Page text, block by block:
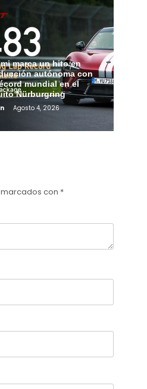
marca un hito en
autónoma con
mundial en el
Nürburgring
Agosto 4, 2026
con *